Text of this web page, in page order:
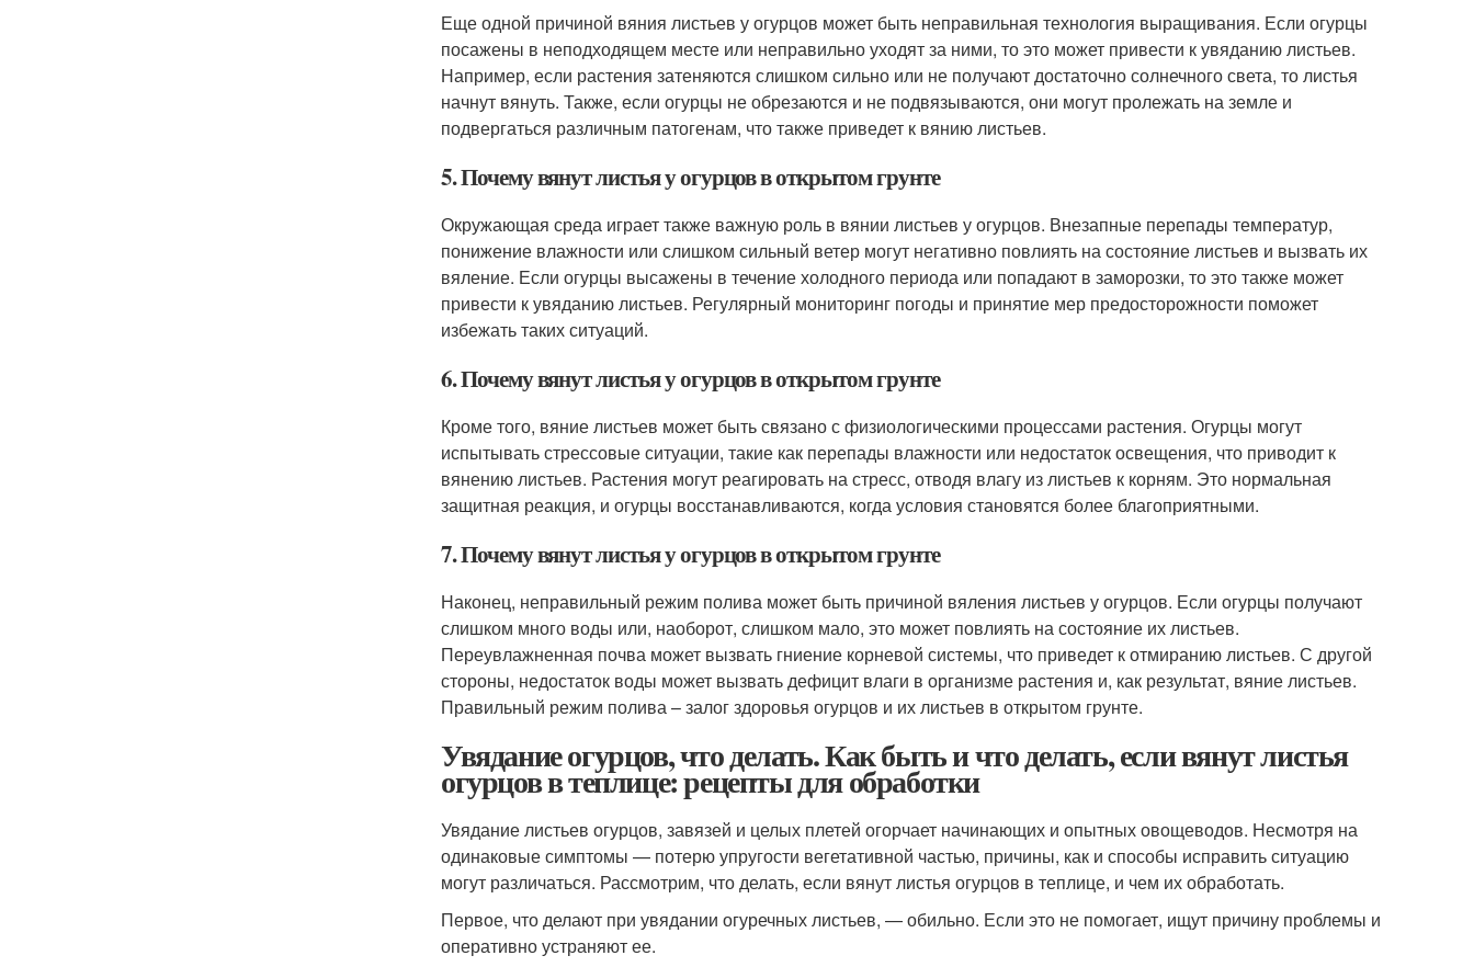
Еще одной причиной вяния листьев у огурцов может быть неправильная технология выращивания. Если огурцы
посажены в неподходящем месте или неправильно уходят за ними, то это может привести к увяданию листьев.
Например, если растения затеняются слишком сильно или не получают достаточно солнечного света, то листья
начнут вянуть. Также, если огурцы не обрезаются и не подвязываются, они могут пролежать на земле и
подвергаться различным патогенам, что также приведет к вянию листьев.
5. Почему вянут листья у огурцов в открытом грунте
Окружающая среда играет также важную роль в вянии листьев у огурцов. Внезапные перепады температур,
понижение влажности или слишком сильный ветер могут негативно повлиять на состояние листьев и вызвать их
вяление. Если огурцы высажены в течение холодного периода или попадают в заморозки, то это также может
привести к увяданию листьев. Регулярный мониторинг погоды и принятие мер предосторожности поможет
избежать таких ситуаций.
6. Почему вянут листья у огурцов в открытом грунте
Кроме того, вяние листьев может быть связано с физиологическими процессами растения. Огурцы могут
испытывать стрессовые ситуации, такие как перепады влажности или недостаток освещения, что приводит к
вянению листьев. Растения могут реагировать на стресс, отводя влагу из листьев к корням. Это нормальная
защитная реакция, и огурцы восстанавливаются, когда условия становятся более благоприятными.
7. Почему вянут листья у огурцов в открытом грунте
Наконец, неправильный режим полива может быть причиной вяления листьев у огурцов. Если огурцы получают
слишком много воды или, наоборот, слишком мало, это может повлиять на состояние их листьев.
Переувлажненная почва может вызвать гниение корневой системы, что приведет к отмиранию листьев. С другой
стороны, недостаток воды может вызвать дефицит влаги в организме растения и, как результат, вяние листьев.
Правильный режим полива – залог здоровья огурцов и их листьев в открытом грунте.
Увядание огурцов, что делать. Как быть и что делать, если вянут листья
огурцов в теплице: рецепты для обработки
Увядание листьев огурцов, завязей и целых плетей огорчает начинающих и опытных овощеводов. Несмотря на
одинаковые симптомы — потерю упругости вегетативной частью, причины, как и способы исправить ситуацию
могут различаться. Рассмотрим, что делать, если вянут листья огурцов в теплице, и чем их обработать.
Первое, что делают при увядании огуречных листьев, — обильно. Если это не помогает, ищут причину проблемы и
оперативно устраняют ее.